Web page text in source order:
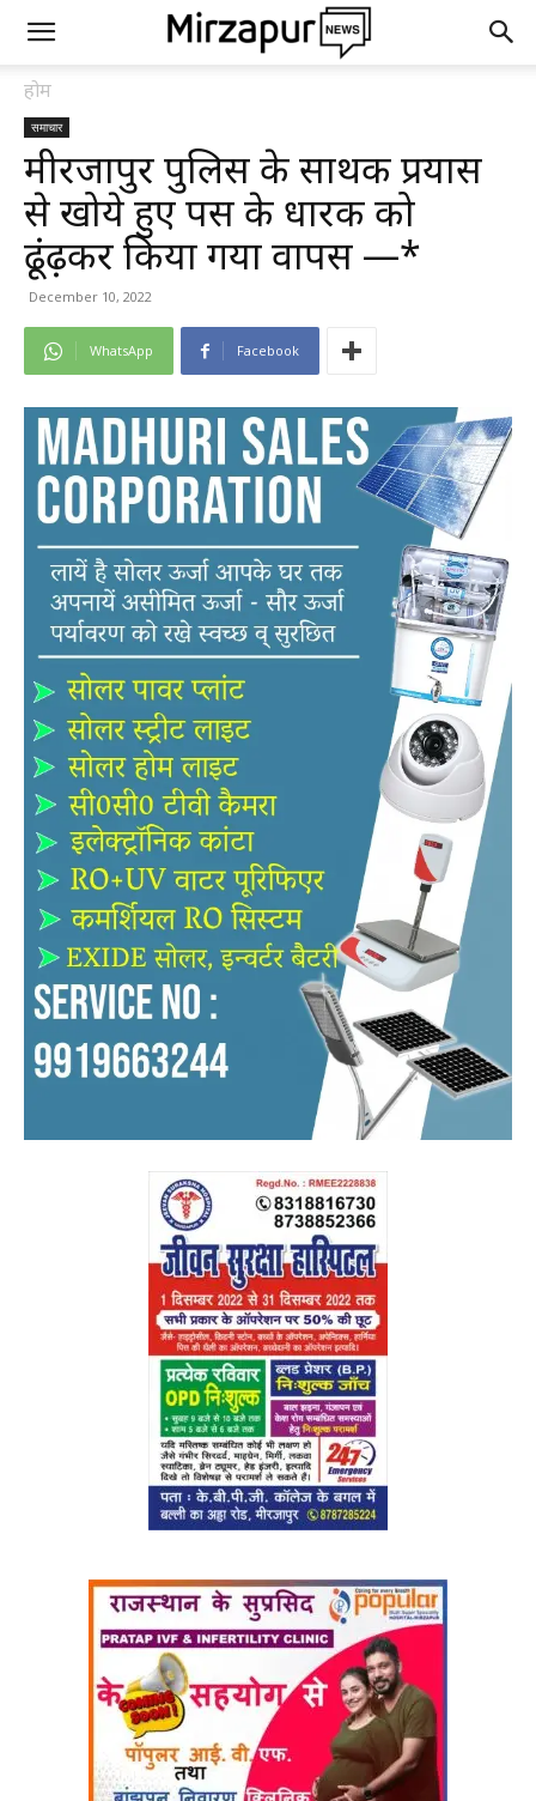
होम
समाचार
मीरजापुर पुलिस के सार्थक प्रयास
से खोये हुए पर्स के धारक को
ढूंढ़कर किया गया वापस —*
December 10, 2022
WhatsApp Facebook